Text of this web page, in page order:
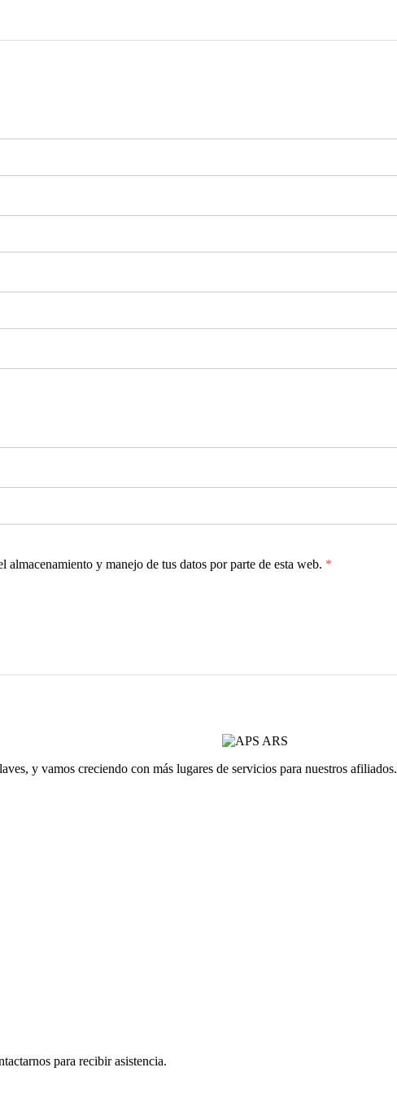
y manejo de tus datos por parte de esta web. *
y vamos creciendo con más lugares de servicios para nuestros afiliados.
para recibir asistencia.